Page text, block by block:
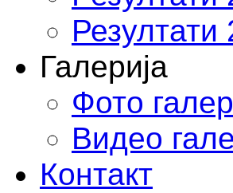
Галерија
Фото
Видео
Контакт